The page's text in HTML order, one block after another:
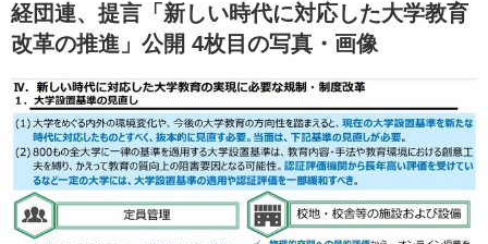
経団連、提言「新しい時代に対応した大学教育
改革の推進」公開 4枚目の写真・画像